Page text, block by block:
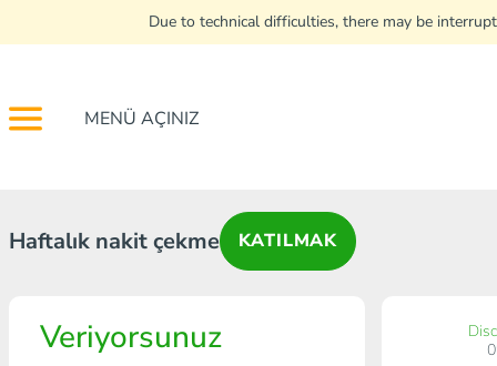
Due to technical difficulties, there may be
MENÜ AÇINIZ
Haftalık nakit çekme KATILMAK
Veriyorsunuz